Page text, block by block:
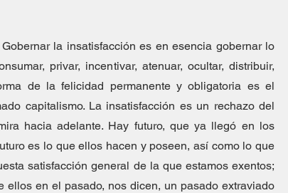
fin de un mundo Epistolarios Dossier Orillas
Filopoéticas
la insatisfacción es en esencia gobernar lo
privar, incentivar, atenuar, ocultar, distribuir,
de la felicidad permanente y obligatoria es el
capitalismo. La insatisfacción es un rechazo del
hacia adelante. Hay futuro, que ya llegó en los
es lo que ellos hacen y poseen, así como lo que
satisfacción general de la que estamos exentos;
ellos en el pasado, nos dicen, un pasado extraviado